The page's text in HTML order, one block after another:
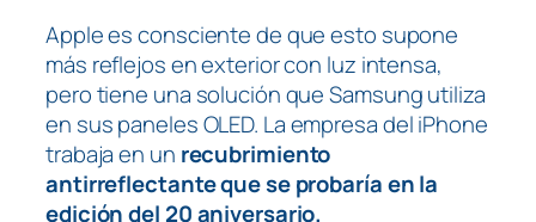
Apple es consciente de que esto supone
más reflejos en exterior con luz intensa,
pero tiene una solución que Samsung utiliza
en sus paneles OLED. La empresa del iPhone
trabaja en un recubrimiento
antirreflectante que se probaría en la
edición del 20 aniversario.